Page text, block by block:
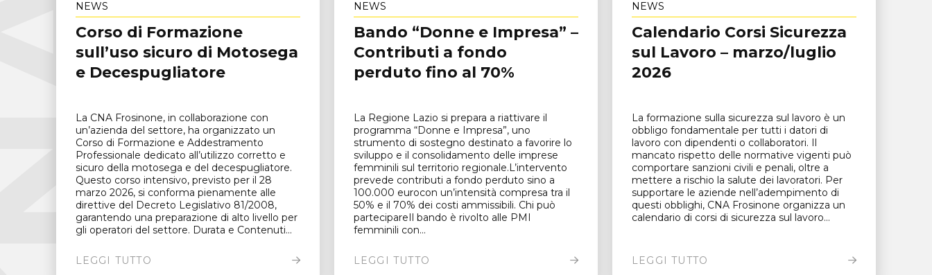
NEWS
Corso di Formazione
sull’uso sicuro di Motosega
e Decespugliatore
La CNA Frosinone, in collaborazione con
un’azienda del settore, ha organizzato un
Corso di Formazione e Addestramento
Professionale dedicato all’utilizzo corretto e
sicuro della motosega e del decespugliatore.
Questo corso intensivo, previsto per il 28
marzo 2026, si conforma pienamente alle
direttive del Decreto Legislativo 81/2008,
garantendo una preparazione di alto livello per
gli operatori del settore. Durata e Contenuti...
LEGGI TUTTO
NEWS
Bando “Donne e Impresa” –
Contributi a fondo
perduto fino al 70%
La Regione Lazio si prepara a riattivare il
programma “Donne e Impresa”, uno
strumento di sostegno destinato a favorire lo
sviluppo e il consolidamento delle imprese
femminili sul territorio regionale.L’intervento
prevede contributi a fondo perduto sino a
100.000 eurocon un’intensità compresa tra il
50% e il 70% dei costi ammissibili. Chi può
partecipareIl bando è rivolto alle PMI
femminili con...
LEGGI TUTTO
NEWS
Calendario Corsi Sicurezza
sul Lavoro – marzo/luglio
2026
La formazione sulla sicurezza sul lavoro è un
obbligo fondamentale per tutti i datori di
lavoro con dipendenti o collaboratori. Il
mancato rispetto delle normative vigenti può
comportare sanzioni civili e penali, oltre a
mettere a rischio la salute dei lavoratori. Per
supportare le aziende nell’adempimento di
questi obblighi, CNA Frosinone organizza un
calendario di corsi di sicurezza sul lavoro...
LEGGI TUTTO